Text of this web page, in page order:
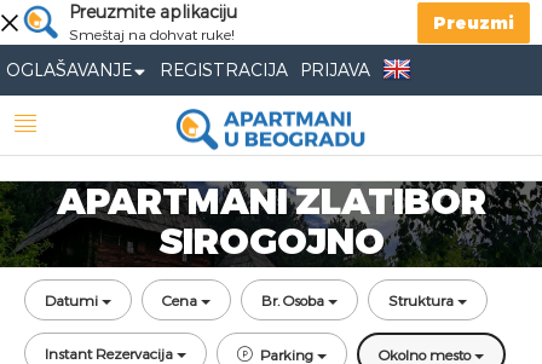
Preuzmite aplikaciju
Smeštaj na dohvat ruke!
Preuzmi
OGLAŠAVANJE REGISTRACIJA PRIJAVA
APARTMANI ZLATIBOR
SIROGOJNO
Datumi Cena Br. Osoba Struktura
Instant Rezervacija Parking Okolno mesto